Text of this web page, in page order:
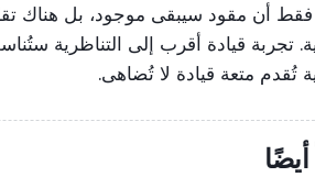
أن مقود سيبقى موجود، بل هناك
تجربة قيادة أقرب إلى التناظرية
تُقدم متعة قيادة لا تُضاهى.
أيضًا